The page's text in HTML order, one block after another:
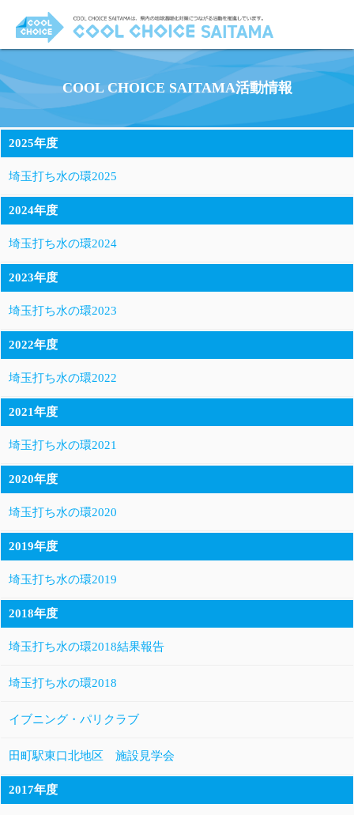
COOL CHOICE SAITAMA活動情報
2025年度
埼玉打ち水の環2025
2024年度
埼玉打ち水の環2024
2023年度
埼玉打ち水の環2023
2022年度
埼玉打ち水の環2022
2021年度
埼玉打ち水の環2021
2020年度
埼玉打ち水の環2020
2019年度
埼玉打ち水の環2019
2018年度
埼玉打ち水の環2018結果報告
埼玉打ち水の環2018
イブニング・パリクラブ
田町駅東口北地区 施設見学会
2017年度